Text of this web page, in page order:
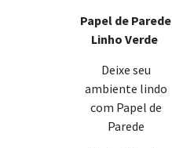
Papel de Parede
Linho Verde
Deixe seu
ambiente lindo
com Papel de
Parede